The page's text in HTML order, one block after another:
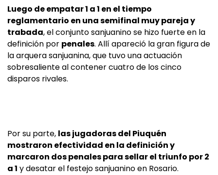
Luego de empatar 1 a 1 en el tiempo
reglamentario en una semifinal muy pareja y
trabada, el conjunto sanjuanino se hizo fuerte en la
definición por penales. Allí apareció la gran figura de
la arquera sanjuanina, que tuvo una actuación
sobresaliente al contener cuatro de los cinco
disparos rivales.
Por su parte, las jugadoras del Piuquén
mostraron efectividad en la definición y
marcaron dos penales para sellar el triunfo por 2
a 1 y desatar el festejo sanjuanino en Rosario.